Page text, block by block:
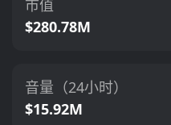
市值
$280.78M
音量（24小时）
$15.92M